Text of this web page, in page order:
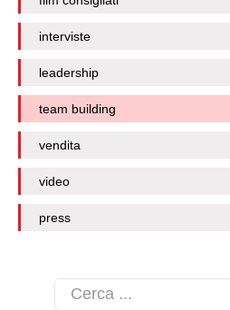
interviste
leadership
team building
vendita
video
press